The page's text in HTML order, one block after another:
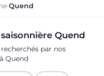
·Quend
Quend
par nos
Quend